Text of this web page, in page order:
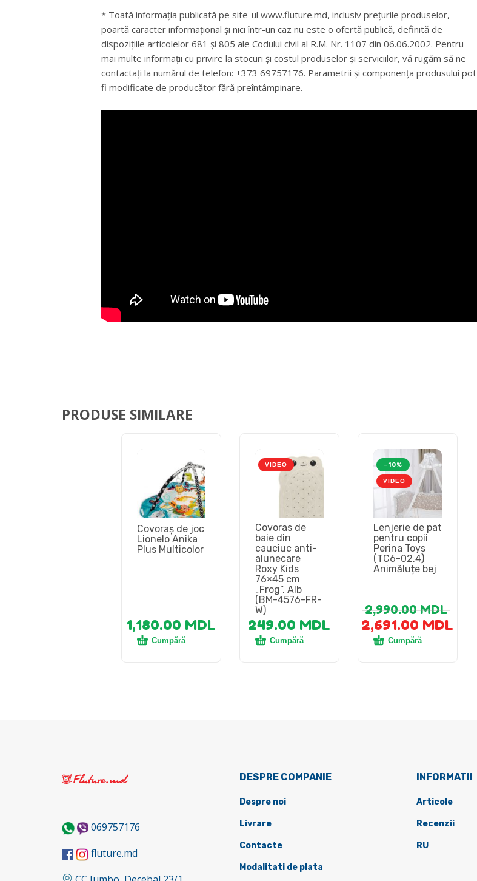
* Toată informația publicată pe site-ul www.fluture.md, inclusiv prețurile produselor,
poartă caracter informațional și nici într-un caz nu este o ofertă publică, definită de
dispozițiile articolelor 681 și 805 ale Codului civil al R.M. Nr. 1107 din 06.06.2002. Pentru
mai multe informații cu privire la stocuri și costul produselor și serviciilor, vă rugăm să ne
contactați la numărul de telefon: +373 69757176. Parametrii și componența produsului pot
fi modificate de producător fără preîntâmpinare.
PRODUSE SIMILARE
Covoraş de joc
Lionelo Anika
Plus Multicolor
1,180.00 MDL
Cumpără
VIDEO
Covoras de
baie din
cauciuc anti-
alunecare
Roxy Kids
76×45 cm
„Frog”, Alb
(BM-4576-FR-
W)
249.00 MDL
Cumpără
-10%
VIDEO
Lenjerie de pat
pentru copii
Perina Toys
(TC6-02.4)
Animăluțe bej
2,990.00MDL
2,691.00 MDL
Cumpără
069757176
fluture.md
DESPRE COMPANIE
Despre noi
Livrare
Contacte
Modalitati de plata
INFORMATII
Articole
Recenzii
RU